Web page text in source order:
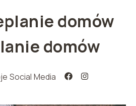
domów
domów
Social Media